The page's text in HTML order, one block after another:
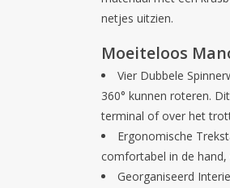
netjes uitzien.
Moeiteloos
Vier Dubbele
360° kunnen roteren.
terminal of over het
Ergonomische
comfortabel in de
Georganiseerd